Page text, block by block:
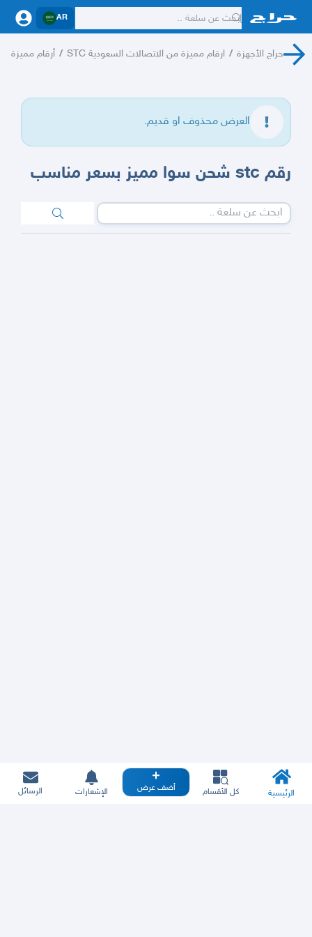
AR
حراج الأجهزة / ارقام مميزة من الاتصالات السعودية STC / أرقام مميزة
العرض محذوف او قديم.
رقم stc شحن سوا مميز بسعر مناسب
الرئيسية كل الأقسام أضف عرض الإشعارات الرسائل